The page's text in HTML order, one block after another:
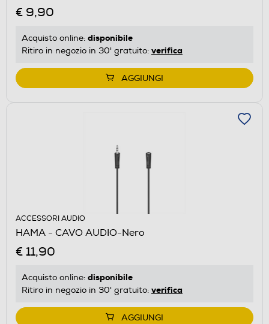
€ 9,90
Acquisto online: disponibile
Ritiro in negozio in 30' gratuito: verifica
AGGIUNGI
ACCESSORI AUDIO
HAMA - CAVO AUDIO-Nero
€ 11,90
Acquisto online: disponibile
Ritiro in negozio in 30' gratuito: verifica
AGGIUNGI